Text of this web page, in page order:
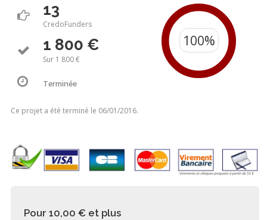
13
CredoFunders
1 800 €
Sur 1 800 €
Terminée
Ce projet a été terminé le 06/01/2016.
Pour 10,00 € et plus